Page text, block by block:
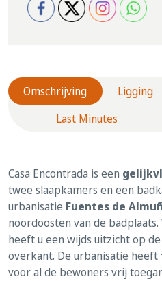
Omschrijving Ligging
Last Minutes
Casa Encontrada is een
twee slaapkamers en een
urbanisatie Fuentes de
noordoosten van de badplaats.
heeft u een wijds uitzicht op
overkant. De urbanisatie heeft
voor al de bewoners vrij